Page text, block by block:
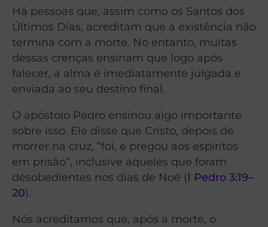
Há pessoas que, assim como os Santos dos
Últimos Dias, acreditam que a existência não
termina com a morte. No entanto, muitas
dessas crenças ensinam que logo após
falecer, a alma é imediatamente julgada e
enviada ao seu destino final.
O apóstolo Pedro ensinou algo importante
sobre isso. Ele disse que Cristo, depois de
morrer na cruz, “foi, e pregou aos espíritos
em prisão”, inclusive àqueles que foram
desobedientes nos dias de Noé (I Pedro 3:19–
20).
Nós acreditamos que, após a morte, o